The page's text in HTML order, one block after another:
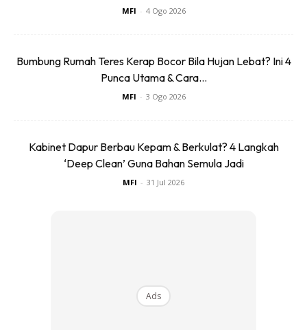
pasti kagum melihat seni bina bangunan lama yang masih
sekelilingnya. Pembinaan hotel yang menggunakan bahan
asas seperti simen pada driveway bagaikan menterjemah
suasana dahulu kala. Pemilihan tetingkap kayu yang
MFI - 4 Ogo 2026
Bumbung Rumah Teres Kerap Bocor Bila Hujan Lebat? Ini 4
Punca Utama & Cara...
MFI - 3 Ogo 2026
Kabinet Dapur Berbau Kepam & Berkulat? 4 Langkah
‘Deep Clean’ Guna Bahan Semula Jadi
MFI - 31 Jul 2026
Ads